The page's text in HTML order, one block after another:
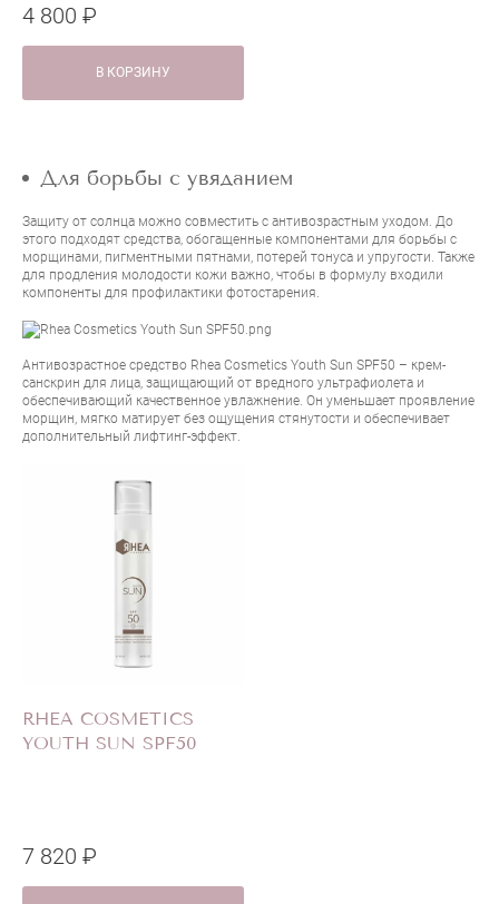
4 800 ₽
В КОРЗИНУ
Для борьбы с увяданием
Защиту от солнца можно совместить с антивозрастным уходом. До
этого подходят средства, обогащенные компонентами для борьбы с
морщинами, пигментными пятнами, потерей тонуса и упругости. Также
для продления молодости кожи важно, чтобы в формулу входили
компоненты для профилактики фотостарения.
Антивозрастное средство Rhea Cosmetics Youth Sun SPF50 – крем-
санскрин для лица, защищающий от вредного ультрафиолета и
обеспечивающий качественное увлажнение. Он уменьшает проявление
морщин, мягко матирует без ощущения стянутости и обеспечивает
дополнительный лифтинг-эффект.
RHEA COSMETICS
YOUTH SUN SPF50
7 820 ₽